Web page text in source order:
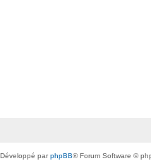
Développé parphpBB® Forum Software ©